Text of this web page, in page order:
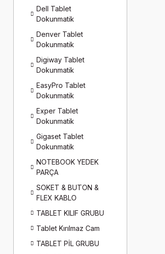
Dell Tablet
Dokunmatik
Denver Tablet
Dokunmatik
Digiway Tablet
Dokunmatik
EasyPro Tablet
Dokunmatik
Exper Tablet
Dokunmatik
Gigaset Tablet
Dokunmatik
NOTEBOOK YEDEK
PARÇA
SOKET & BUTON &
FLEX KABLO
TABLET KILIF GRUBU
Tablet Kırılmaz Cam
TABLET PİL GRUBU